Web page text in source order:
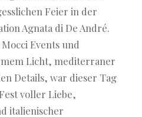
Feier in der
Agnata di De André.
Events und
Licht, mediterraner
Details, war dieser Tag
voller Liebe,
italienischer